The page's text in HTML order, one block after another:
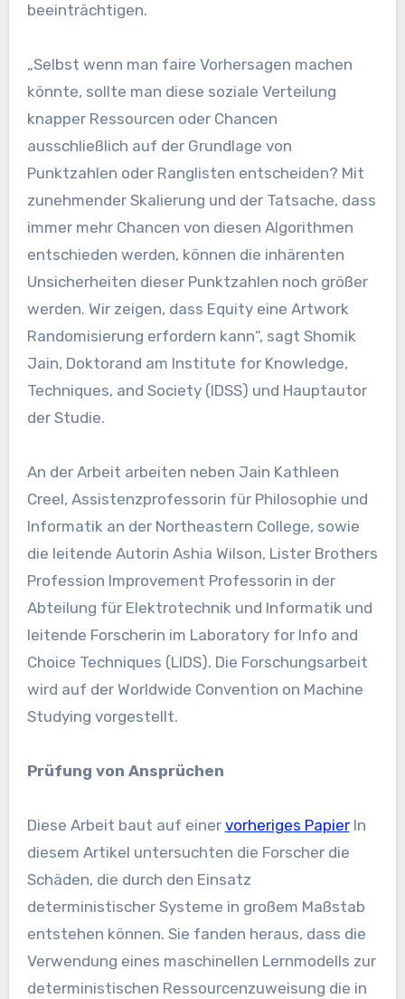
beeinträchtigen.
„Selbst wenn man faire Vorhersagen machen
könnte, sollte man diese soziale Verteilung
knapper Ressourcen oder Chancen
ausschließlich auf der Grundlage von
Punktzahlen oder Ranglisten entscheiden? Mit
zunehmender Skalierung und der Tatsache, dass
immer mehr Chancen von diesen Algorithmen
entschieden werden, können die inhärenten
Unsicherheiten dieser Punktzahlen noch größer
werden. Wir zeigen, dass Equity eine Artwork
Randomisierung erfordern kann“, sagt Shomik
Jain, Doktorand am Institute for Knowledge,
Techniques, and Society (IDSS) und Hauptautor
der Studie.
An der Arbeit arbeiten neben Jain Kathleen
Creel, Assistenzprofessorin für Philosophie und
Informatik an der Northeastern College, sowie
die leitende Autorin Ashia Wilson, Lister Brothers
Profession Improvement Professorin in der
Abteilung für Elektrotechnik und Informatik und
leitende Forscherin im Laboratory for Info and
Choice Techniques (LIDS). Die Forschungsarbeit
wird auf der Worldwide Convention on Machine
Studying vorgestellt.
Prüfung von Ansprüchen
Diese Arbeit baut auf einer vorheriges PapierIn
diesem Artikel untersuchten die Forscher die
Schäden, die durch den Einsatz
deterministischer Systeme in großem Maßstab
entstehen können. Sie fanden heraus, dass die
Verwendung eines maschinellen Lernmodells zur
deterministischen Ressourcenzuweisung die in